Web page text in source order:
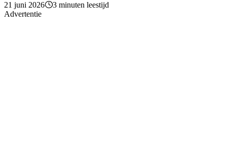
21 juni 2026
3 minuten leestijd
Advertentie